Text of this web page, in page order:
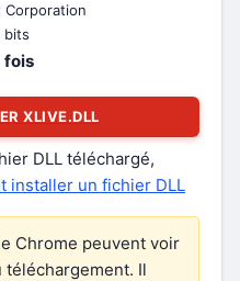
bits
fois
XLIVE.DLL
DLL téléchargé,
installer un fichier DLL
Chrome peuvent voir
Il